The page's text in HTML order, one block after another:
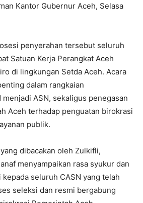
Kantor Gubernur Aceh, Selasa
penyerahan tersebut seluruh
Satuan Kerja Perangkat Aceh
di lingkungan Setda Aceh. Acara
dalam rangkaian
menjadi ASN, sekaligus penegasan
Aceh terhadap penguatan birokrasi
publik.
dibacakan oleh Zulkifli,
menyampaikan rasa syukur dan
seluruh CASN yang telah
seleksi dan resmi bergabung